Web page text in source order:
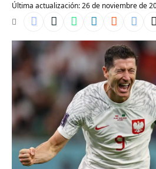
Última actualización: 26 de noviembre de